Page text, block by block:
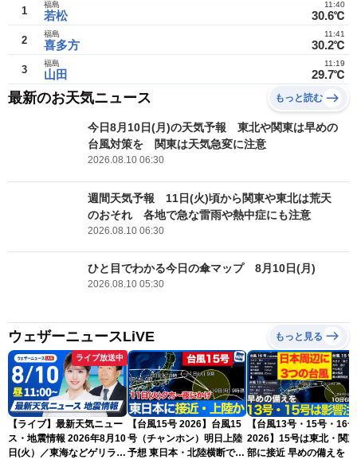
1 若松
福島
30.6℃
11:40
2 喜多方
福島
30.2℃
11:41
3 山田
福島
29.7℃
11:19
最新のお天気ニュース もっと読む
今日8月10日(月)の天気予報 東北や関東は早めの
台風対策を 関東は天気急変に注意
2026.08.10 06:30
週間天気予報 11日(火)頃から関東や東北は荒天
のおそれ 各地で急な雷雨や熱中症にも注意
2026.08.10 06:30
ひと目でわかる今日の傘マップ 8月10日(月)
2026.08.10 05:30
ウェザーニュースLiVE もっと見る
ライブ放送中
【ライブ】最新天気ニュー
ス・地震情報 2026年8月10
日(火）／東海などゲリラ雷
【台風15号 2026】台風15
号（チャンホン）明日上陸
予想 東日本・北陸横断で大
【台風13号・15号・16号
2026】15号は東北・関
部に接近 早めの備えを（